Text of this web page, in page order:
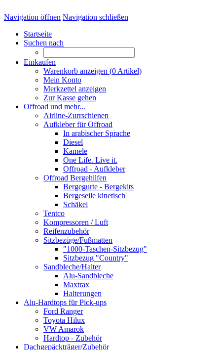
Navigation öffnen Navigation schließen
Startseite
Suchen nach
Einkaufen
Warenkorb anzeigen (0 Artikel)
Mein Konto
Merkzettel anzeigen
Zur Kasse gehen
Offroad und mehr...
Airline-Zurrschienen
Aufkleber für Offroad
In arabischer Sprache
Diesel
Kamele
One Life. Live it.
Offroad - Aufkleber
Offroad Bergehilfen
Bergegurte - Bergekits
Bergeseile kinetisch
Schäkel
Tentco
Kompressoren / Luft
Reifenzubehör
Sitzbezüge/Fußmatten
"1000-Taschen-Sitzbezug"
Sitzbezug "Country"
Sandbleche/Halter
Alu-Sandbleche
Maxtrax
Halterungen
Alu-Hardtops für Pick-ups
Ford Ranger
Toyota Hilux
VW Amarok
Hardtop - Zubehör
Dachgepäckträger/Zubehör